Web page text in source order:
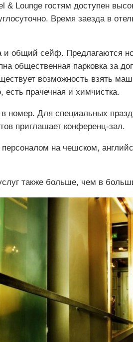
& Lounge гостям доступен
Время заезда в
и общий сейф. Предлагаются
общественная парковка за
возможность взять
есть прачечная и химчистка.
номер. Для специальных
приглашает конференц-зал.
на чешском,
также больше, чем в